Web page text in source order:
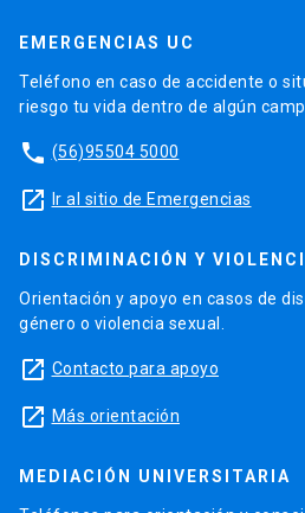
EMERGENCIAS UC
Teléfono en caso de accidente o
riesgo tu vida dentro de algún
phone (56)95504 5000
launch Ir al sitio de Emergencias
DISCRIMINACIÓN Y
Orientación y apoyo en casos de
género o violencia sexual.
launch Contacto para apoyo
launch Más orientación
MEDIACIÓN UNIVERSITARIA